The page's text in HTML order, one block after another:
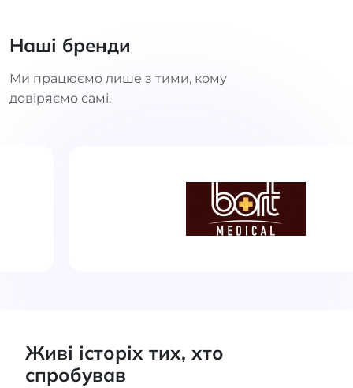
Наші бренди
Ми працюємо лише з тими, кому
довіряємо самі.
Живі історіх тих, хто
спробував